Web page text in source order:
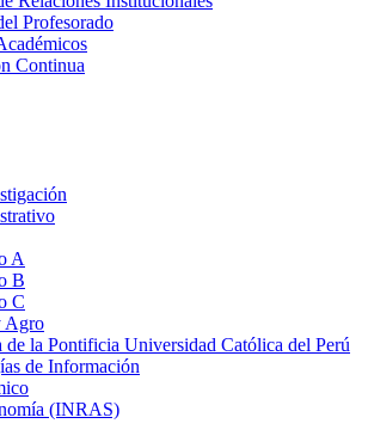
Profesorado
Continua
A
B
C
Agro
la Pontificia Universidad Católica del Perú
de Información
(INRAS)